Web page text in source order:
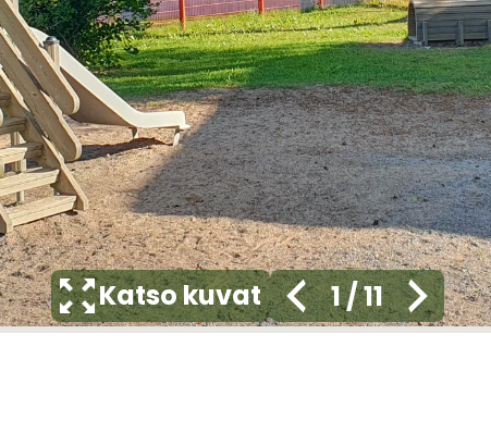
Katso kuvat 1/11